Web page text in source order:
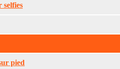
pied